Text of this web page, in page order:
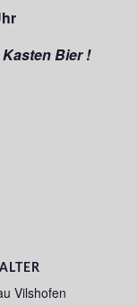
Kasten Bier !
Vilshofen